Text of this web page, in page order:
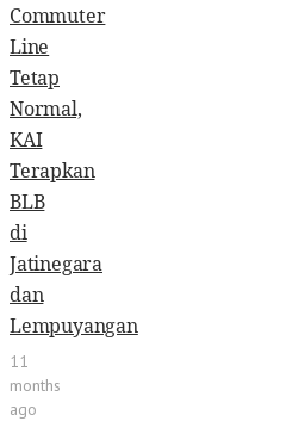
Commuter
Line
Tetap
Normal,
KAI
Terapkan
BLB
di
Jatinegara
dan
Lempuyangan
11
months
ago